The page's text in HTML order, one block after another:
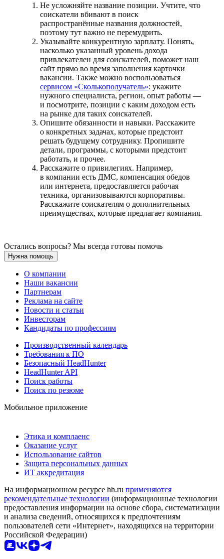
Не усложняйте название позиции. Учтите, что
соискатели вбивают в поиск
распространённые названия должностей,
поэтому тут важно не перемудрить.
Указывайте конкурентную зарплату. Понять,
насколько указанный уровень дохода
привлекателен для соискателей, поможет наш
сайт прямо во время заполнения карточки
вакансии. Также можно воспользоваться
сервисом «Сколькополучатель»: укажите
нужного специалиста, регион, опыт работы —
и посмотрите, позиции с каким доходом есть
на рынке для таких соискателей.
Опишите обязанности и навыки. Расскажите
о конкретных задачах, которые предстоит
решать будущему сотруднику. Пропишите
детали, программы, с которыми предстоит
работать, и прочее.
Расскажите о привилегиях. Например,
в компании есть ДМС, компенсация обедов
или интернета, предоставляется рабочая
техника, организовываются корпоративы.
Расскажите соискателям о дополнительных
преимуществах, которые предлагает компания.
Остались вопросы? Мы всегда готовы помочь
Нужна помощь
О компании
Наши вакансии
Партнерам
Реклама на сайте
Новости и статьи
Инвесторам
Кандидаты по профессиям
Производственный календарь
Требования к ПО
Безопасный HeadHunter
HeadHunter API
Поиск работы
Поиск по резюме
Мобильное приложение
Этика и комплаенс
Оказание услуг
Использование сайтов
Защита персональных данных
ИТ аккредитация
На информационном ресурсе hh.ru применяются
рекомендательные технологии (информационные технологии
предоставления информации на основе сбора, систематизации
и анализа сведений, относящихся к предпочтениям
пользователей сети «Интернет», находящихся на территории
Российской Федерации)